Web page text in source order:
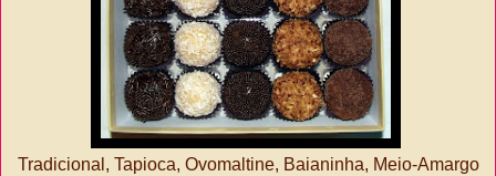
Tradicional, Tapioca, Ovomaltine, Baianinha, Meio-Amargo